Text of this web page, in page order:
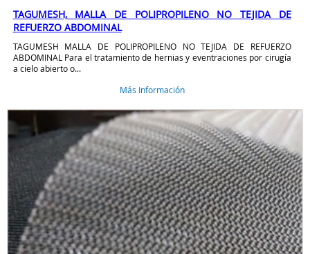
TAGUMESH, MALLA DE POLIPROPILENO NO TEJIDA DE
REFUERZO ABDOMINAL
TAGUMESH MALLA DE POLIPROPILENO NO TEJIDA DE REFUERZO
ABDOMINAL Para el tratamiento de hernias y eventraciones por cirugía
a cielo abierto o...
Más Información